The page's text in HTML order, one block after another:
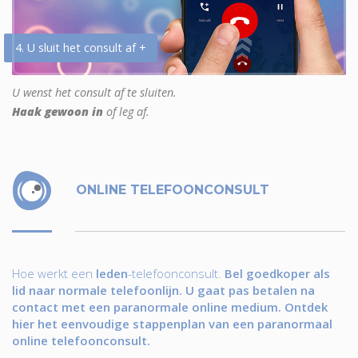
4. U sluit het consult af +
U wenst het consult af te sluiten.
Haak gewoon in of leg af.
ONLINE TELEFOONCONSULT
Hoe werkt een leden-telefoonconsult. Bel goedkoper als
lid naar normale telefoonlijn. U gaat pas betalen na
contact met een paranormale online medium. Ontdek
hier het eenvoudige stappenplan van een paranormaal
online telefoonconsult.